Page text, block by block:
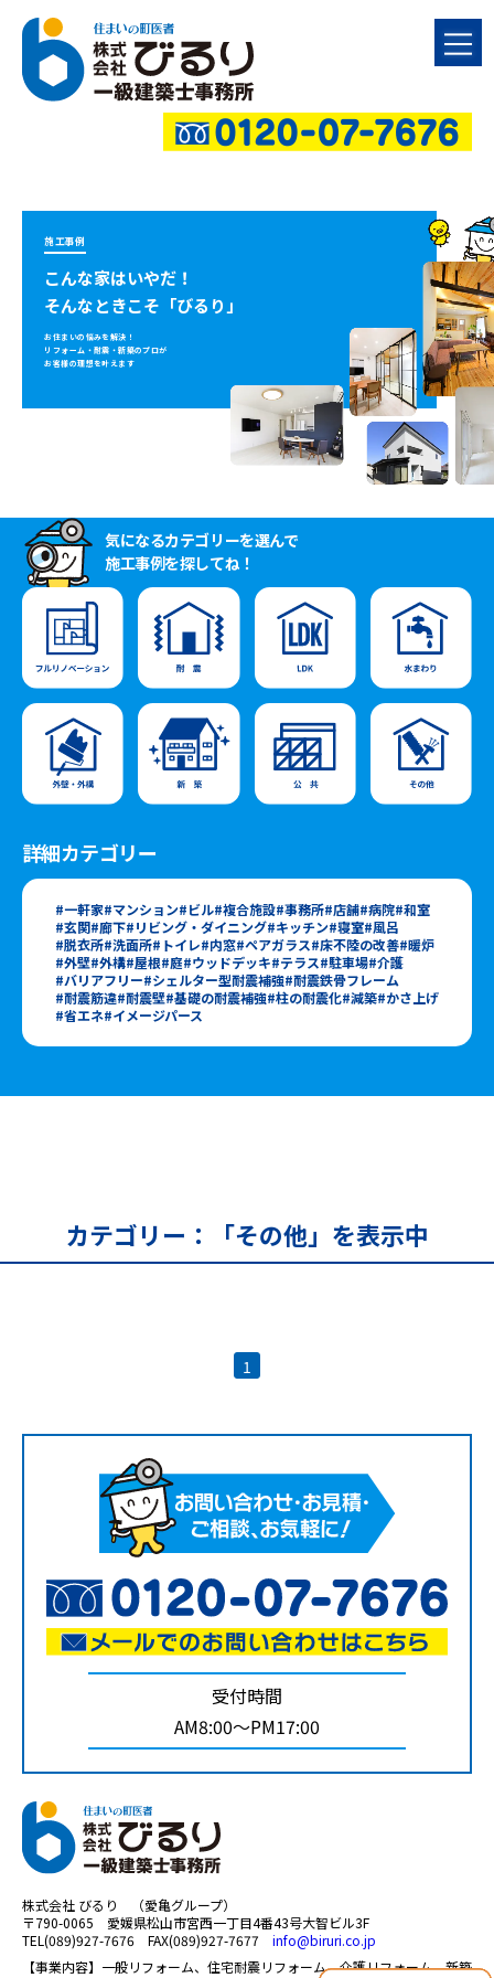
施工事例
こんな家はいやだ！
そんなときこそ「びるり」
お住まいの悩みを解決！
リフォーム・耐震・新築のプロが
お客様の理想を叶えます
気になるカテゴリーを選んで
施工事例を探してね！
詳細カテゴリー
一軒家 マンション ビル 複合施設 事務所 店舗 病院 和室
玄関 廊下 リビング・ダイニング キッチン 寝室 風呂
脱衣所 洗面所 トイレ 内窓 ペアガラス 床不陸の改善 暖炉
外壁 外構 屋根 庭 ウッドデッキ テラス 駐車場 介護
バリアフリー シェルター型耐震補強 耐震鉄骨フレーム
耐震筋違 耐震壁 基礎の耐震補強 柱の耐震化 減築 かさ上げ
省エネ イメージパース
カテゴリー：「その他」を表示中
1
受付時間
AM8:00～PM17:00
株式会社 びるり （愛亀グループ）
〒790-0065 愛媛県松山市宮西一丁目4番43号大智ビル3F
TEL(089)927-7676 FAX(089)927-7677 info@biruri.co.jp
【事業内容】一般リフォーム、住宅耐震リフォーム、介護リフォーム、新築